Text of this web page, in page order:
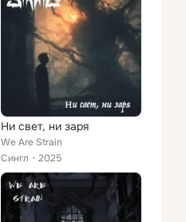
Ни свет, ни заря
We Are Strain
Сингл
2025